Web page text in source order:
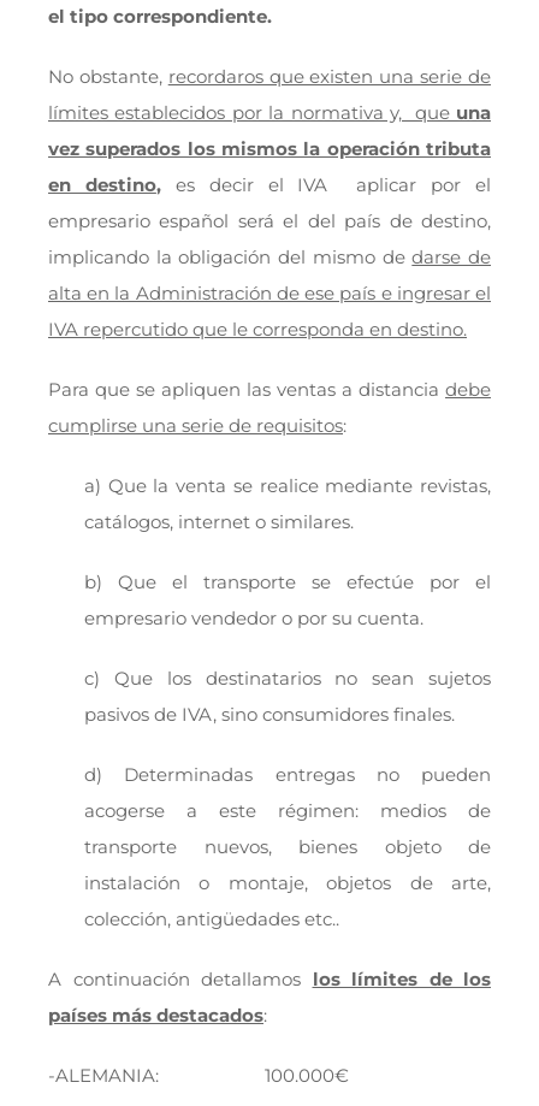
el tipo correspondiente.
No obstante, recordaros que existen una serie de
límites establecidos por la normativa y, que una
vez superados los mismos la operación tributa
en destino,es decir el IVA aplicar por el
empresario español será el del país de destino,
implicando la obligación del mismo dedarse de
alta en la Administración de ese país e ingresar el
IVA repercutido que le corresponda en destino.
Para que se apliquen las ventas a distancia debe
cumplirse una serie de requisitos:
a) Que la venta se realice mediante revistas,
catálogos, internet o similares.
b) Que el transporte se efectúe por el
empresario vendedor o por su cuenta.
c) Que los destinatarios no sean sujetos
pasivos de IVA, sino consumidores finales.
d) Determinadas entregas no pueden
acogerse a este régimen: medios de
transporte nuevos, bienes objeto de
instalación o montaje, objetos de arte,
colección, antigüedades etc..
A continuación detallamos los límites de los
países más destacados:
-ALEMANIA: 100.000€